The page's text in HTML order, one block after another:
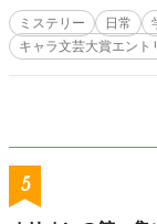
ミステリー 日常
キャラ文芸大賞エント
5